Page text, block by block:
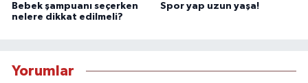
Bebek şampuanı seçerken
nelere dikkat edilmeli?
Spor yap uzun yaşa!
Yorumlar